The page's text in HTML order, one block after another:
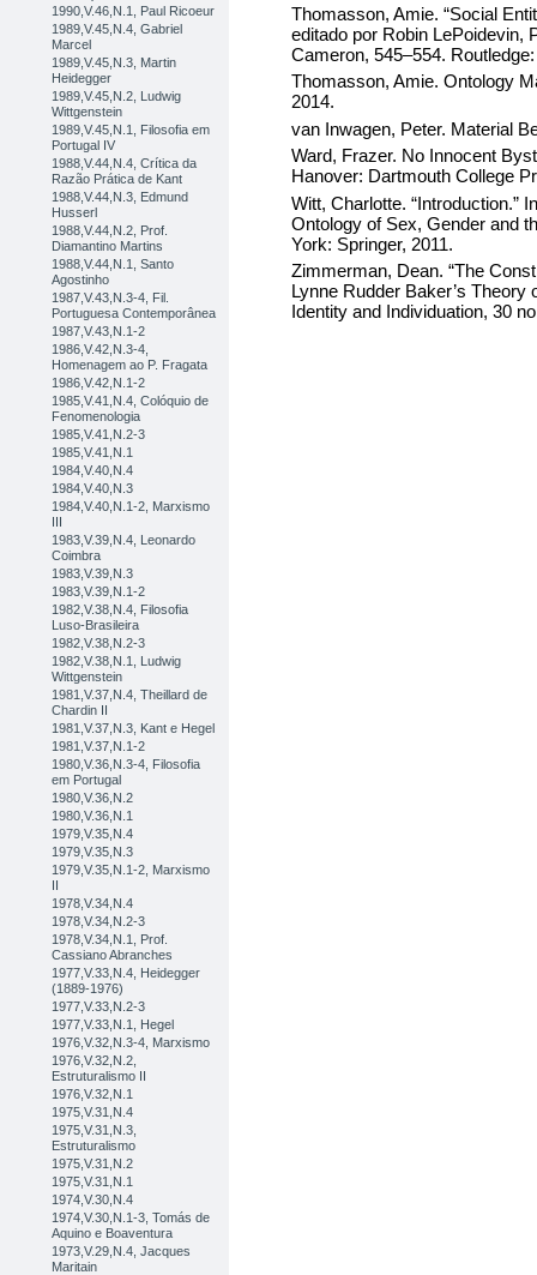
1990,V.46,N.1, Paul Ricoeur
1989,V.45,N.4, Gabriel
Marcel
1989,V.45,N.3, Martin
Heidegger
1989,V.45,N.2, Ludwig
Wittgenstein
1989,V.45,N.1, Filosofia em
Portugal IV
1988,V.44,N.4, Crítica da
Razão Prática de Kant
1988,V.44,N.3, Edmund
Husserl
1988,V.44,N.2, Prof.
Diamantino Martins
1988,V.44,N.1, Santo
Agostinho
1987,V.43,N.3-4, Fil.
Portuguesa Contemporânea
1987,V.43,N.1-2
1986,V.42,N.3-4,
Homenagem ao P. Fragata
1986,V.42,N.1-2
1985,V.41,N.4, Colóquio de
Fenomenologia
1985,V.41,N.2-3
1985,V.41,N.1
1984,V.40,N.4
1984,V.40,N.3
1984,V.40,N.1-2, Marxismo
III
1983,V.39,N.4, Leonardo
Coimbra
1983,V.39,N.3
1983,V.39,N.1-2
1982,V.38,N.4, Filosofia
Luso-Brasileira
1982,V.38,N.2-3
1982,V.38,N.1, Ludwig
Wittgenstein
1981,V.37,N.4, Theillard de
Chardin II
1981,V.37,N.3, Kant e Hegel
1981,V.37,N.1-2
1980,V.36,N.3-4, Filosofia
em Portugal
1980,V.36,N.2
1980,V.36,N.1
1979,V.35,N.4
1979,V.35,N.3
1979,V.35,N.1-2, Marxismo
II
1978,V.34,N.4
1978,V.34,N.2-3
1978,V.34,N.1, Prof.
Cassiano Abranches
1977,V.33,N.4, Heidegger
(1889-1976)
1977,V.33,N.2-3
1977,V.33,N.1, Hegel
1976,V.32,N.3-4, Marxismo
1976,V.32,N.2,
Estruturalismo II
1976,V.32,N.1
1975,V.31,N.4
1975,V.31,N.3,
Estruturalismo
1975,V.31,N.2
1975,V.31,N.1
1974,V.30,N.4
1974,V.30,N.1-3, Tomás de
Aquino e Boaventura
1973,V.29,N.4, Jacques
Maritain
Thomasson, Amie. “Social
editado por Robin LePoidevin,
Cameron, 545–554.
Thomasson, Amie. Ontology
2014.
van Inwagen, Peter. Material
Ward, Frazer. No Innocent
Hanover: Dartmouth College
Witt, Charlotte. “Introduction.”
Ontology of Sex, Gender and
York: Springer, 2011.
Zimmerman, Dean. “The
Lynne Rudder Baker’s Theory
Identity and Individuation, 30